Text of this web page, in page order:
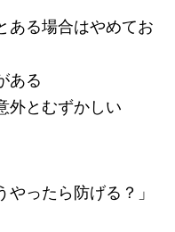
ある場合はやめてお
ある
外とむずかしい
やったら防げる？」